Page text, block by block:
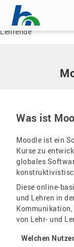
Menü überspringen
Menü überspringen
Home |Service
Lehrende
Was ist
Moodle ist ein
Kurse zu
globales
Diese online-
und Lehren in
von Lehr- und
Welchen